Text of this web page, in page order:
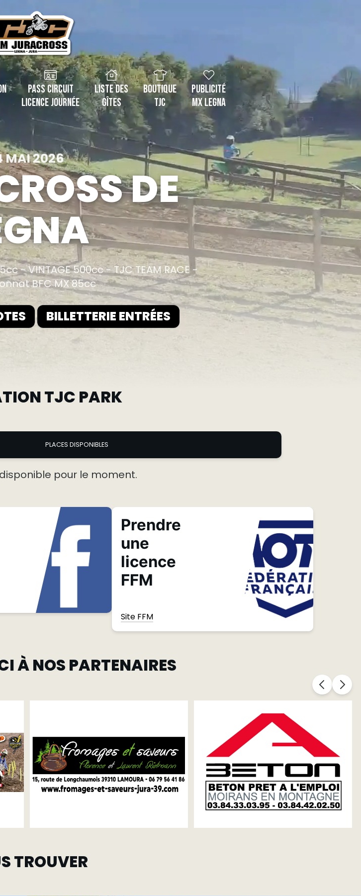
Pass Circuit
Licence journée
Liste des
Gîtes
Boutique
TJC
Publicité
MX Legna
MAI 2026
DE
- VINTAGE 500cc - TJC TEAM RACE -
BFC MX 85cc
BILLETTERIE ENTRÉES
TJC PARK
PLACES DISPONIBLES
pour le moment.
Prendre
une
licence
FFM
Site FFM
À NOS PARTENAIRES
TROUVER